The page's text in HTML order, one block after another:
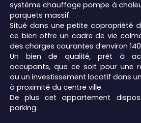
système chauffage pompe à
parquets massif.
Situé dans une petite copropriété
ce bien offre un cadre de vie
des charges courantes d’environ
Un bien de qualité, prêt à
occupants, que ce soit pour une
ou un investissement locatif dans
à proximité du centre ville.
De plus cet appartement
parking.